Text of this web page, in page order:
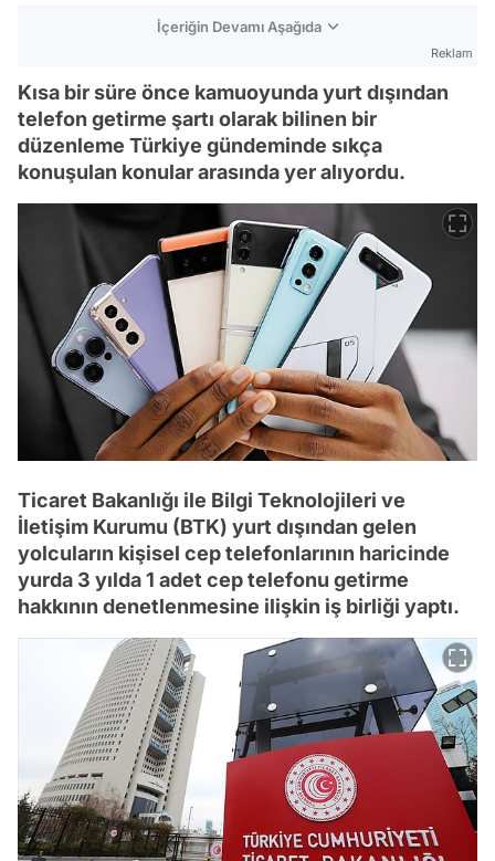
İçeriğin Devamı Aşağıda
Reklam
Kısa bir süre önce kamuoyunda yurt dışından
telefon getirme şartı olarak bilinen bir
düzenleme Türkiye gündeminde sıkça
konuşulan konular arasında yer alıyordu.
Ticaret Bakanlığı ile Bilgi Teknolojileri ve
İletişim Kurumu (BTK) yurt dışından gelen
yolcuların kişisel cep telefonlarının haricinde
yurda 3 yılda 1 adet cep telefonu getirme
hakkının denetlenmesine ilişkin iş birliği yaptı.